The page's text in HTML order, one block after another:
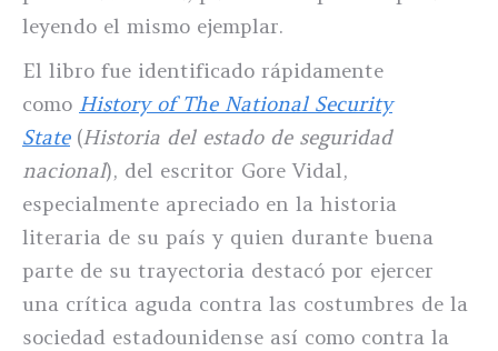
leyendo el mismo ejemplar.
El libro fue identificado rápidamente
como History of The National Security
State(Historia del estado de seguridad
nacional), del escritor Gore Vidal,
especialmente apreciado en la historia
literaria de su país y quien durante buena
parte de su trayectoria destacó por ejercer
una crítica aguda contra las costumbres de la
sociedad estadounidense así como contra la